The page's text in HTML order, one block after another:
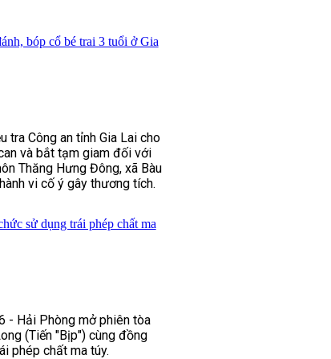
bóp cổ bé trai 3 tuổi ở Gia
tra Công an tỉnh Gia Lai cho
và bắt tạm giam đối với
Thăng Hưng Đông, xã Bàu
vi cố ý gây thương tích.
sử dụng trái phép chất ma
- Hải Phòng mở phiên tòa
(Tiến "Bịp") cùng đồng
phép chất ma túy.